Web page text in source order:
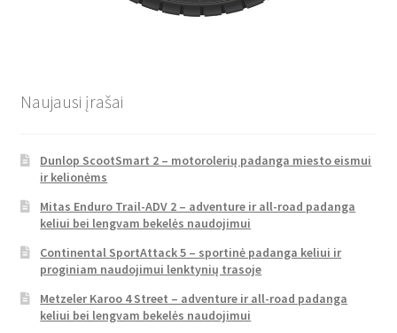
Naujausi įrašai
Dunlop ScootSmart 2 – motorolerių padanga miesto eismui
ir kelionėms
Mitas Enduro Trail-ADV 2 – adventure ir all-road padanga
keliui bei lengvam bekelės naudojimui
Continental SportAttack 5 – sportinė padanga keliui ir
proginiam naudojimui lenktynių trasoje
Metzeler Karoo 4 Street – adventure ir all-road padanga
keliui bei lengvam bekelės naudojimui